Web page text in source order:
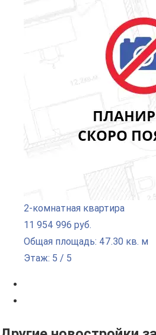
2-комнатная квартира
11 954 996 руб.
Общая площадь: 47.30 кв. м
Этаж: 5 / 5